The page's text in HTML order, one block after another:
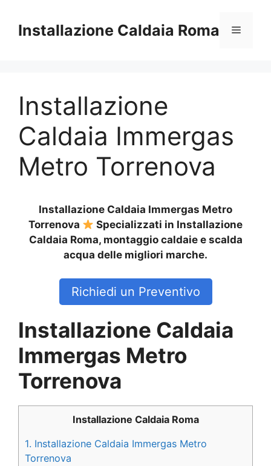
contenuto
Installazione Caldaia Roma Menu
Installazione
Caldaia Immergas
Metro Torrenova
Installazione Caldaia Immergas Metro
Torrenova
Specializzati in Installazione
Caldaia Roma, montaggio caldaie e scalda
acqua delle migliori marche.
Richiedi un Preventivo
Installazione Caldaia
Immergas Metro
Torrenova
Installazione Caldaia Roma
1. Installazione Caldaia Immergas Metro
Torrenova